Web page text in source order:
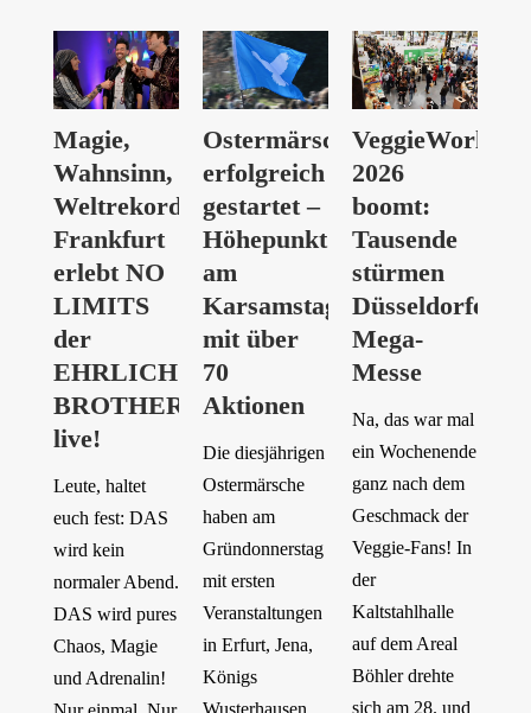
Magie,
Wahnsinn,
Weltrekord?
Frankfurt
erlebt NO
LIMITS
der
EHRLICH
BROTHERS
live!
Leute, haltet
euch fest: DAS
wird kein
normaler Abend.
DAS wird pures
Chaos, Magie
und Adrenalin!
Ostermärsche
erfolgreich
gestartet –
Höhepunkt
am
Karsamstag
mit über
70
Aktionen
Die diesjährigen
Ostermärsche
haben am
Gründonnerstag
mit ersten
Veranstaltungen
in Erfurt, Jena,
Königs
Wusterhausen
VeggieWorld
2026
boomt:
Tausende
stürmen
Düsseldorfer
Mega-
Messe
Na, das war mal
ein Wochenende
ganz nach dem
Geschmack der
Veggie-Fans! In
der
Kaltstahlhalle
auf dem Areal
Böhler drehte
sich am 28. und